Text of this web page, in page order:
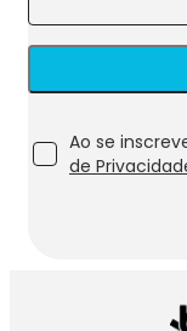
Ao se
de